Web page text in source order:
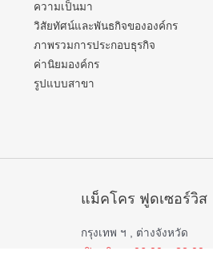
ความเป็นมา
วิสัยทัศน์และพันธกิจขององค์กร
ภาพรวมการประกอบธุรกิจ
ค่านิยมองค์กร
รูปแบบสาขา
แม็คโคร ฟูดเซอร์วิส
กรุงเทพ ฯ , ต่างจังหวัด
เปิดบริการ 06.00 – 22.00 น.